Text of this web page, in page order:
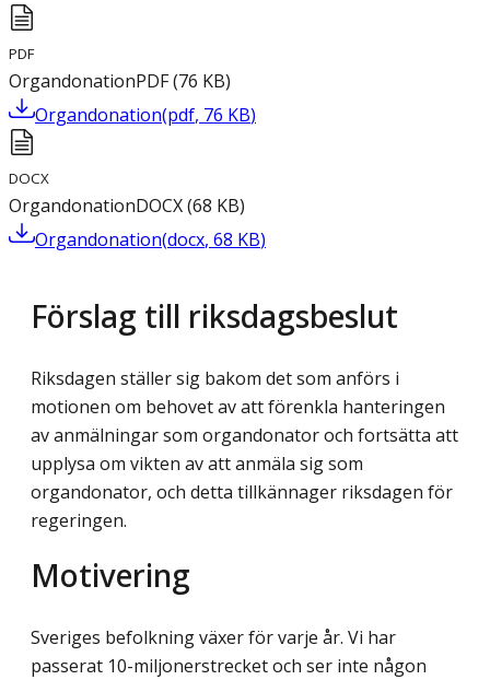
PDF
OrgandonationPDF(76 KB)
Organdonation(pdf, 76 KB)
DOCX
OrgandonationDOCX(68 KB)
Organdonation(docx, 68 KB)
Förslag till riksdagsbeslut
Riksdagen ställer sig bakom det som anförs i
motionen om behovet av att förenkla hanteringen
av anmälningar som organdonator och fortsätta att
upplysa om vikten av att anmäla sig som
organdonator, och detta tillkännager riksdagen för
regeringen.
Motivering
Sveriges befolkning växer för varje år. Vi har
passerat 10-miljonerstrecket och ser inte någon